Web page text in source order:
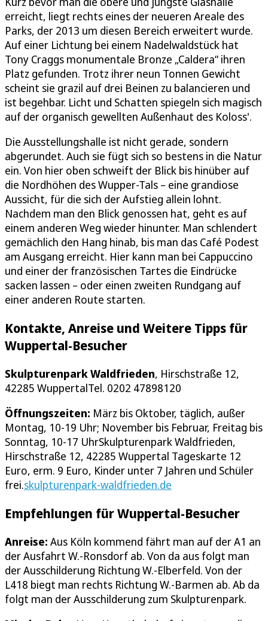
erreicht, liegt rechts eines der neueren Areale des
Parks, der 2013 um diesen Bereich erweitert wurde.
Auf einer Lichtung bei einem Nadelwaldstück hat
Tony Craggs monumentale Bronze „Caldera“ ihren
Platz gefunden. Trotz ihrer neun Tonnen Gewicht
scheint sie grazil auf drei Beinen zu balancieren und
ist begehbar. Licht und Schatten spiegeln sich magisch
auf der organisch gewellten Außenhaut des Koloss'.
Die Ausstellungshalle ist nicht gerade, sondern
abgerundet. Auch sie fügt sich so bestens in die Natur
ein. Von hier oben schweift der Blick bis hinüber auf
die Nordhöhen des Wupper-Tals – eine grandiose
Aussicht, für die sich der Aufstieg allein lohnt.
Nachdem man den Blick genossen hat, geht es auf
einem anderen Weg wieder hinunter. Man schlendert
gemächlich den Hang hinab, bis man das Café Podest
am Ausgang erreicht. Hier kann man bei Cappuccino
und einer der französischen Tartes die Eindrücke
sacken lassen – oder einen zweiten Rundgang auf
einer anderen Route starten.
Kontakte, Anreise und Weitere Tipps für
Wuppertal-Besucher
Skulpturenpark Waldfrieden, Hirschstraße 12,
42285 WuppertalTel. 0202 47898120
Öffnungszeiten: März bis Oktober, täglich, außer
Montag, 10-19 Uhr; November bis Februar, Freitag bis
Sonntag, 10-17 UhrSkulpturenpark Waldfrieden,
Hirschstraße 12, 42285 Wuppertal Tageskarte 12
Euro, erm. 9 Euro, Kinder unter 7 Jahren und Schüler
frei.skulpturenpark-waldfrieden.de
Empfehlungen für Wuppertal-Besucher
Anreise: Aus Köln kommend fährt man auf der A1 an
der Ausfahrt W.-Ronsdorf ab. Von da aus folgt man
der Ausschilderung Richtung W.-Elberfeld. Von der
L418 biegt man rechts Richtung W.-Barmen ab. Ab da
folgt man der Ausschilderung zum Skulpturenpark.